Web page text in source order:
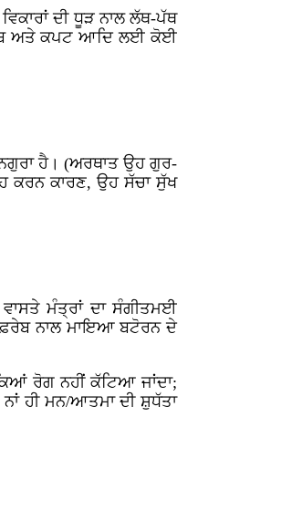
ਦੀ ਧੂੜ ਨਾਲ ਲੱਥ-ਪੱਥ
ਅਤੇ ਕਪਟ ਆਦਿ ਲਈ ਕੋਈ
ਹੈ। (ਅਰਥਾਤ ਉਹ ਗੁਰ-
ਕਰਨ ਕਾਰਣ, ਉਹ ਸੱਚਾ ਸੁੱਖ
ਮੰਤ੍ਰਾਂ ਦਾ ਸੰਗੀਤਮਈ
ਫ਼ਰੇਬ ਨਾਲ ਮਾਇਆ ਬਟੋਰਨ ਦੇ
ਰੋਗ ਨਹੀਂ ਕੱਟਿਆ ਜਾਂਦਾ;
ਹੀ ਮਨ/ਆਤਮਾ ਦੀ ਸ਼ੁਧੱਤਾ